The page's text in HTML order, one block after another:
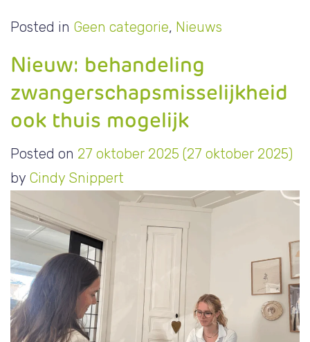
Posted in Geen categorie, Nieuws
Nieuw: behandeling
zwangerschapsmisselijkheid
ook thuis mogelijk
Posted on 27 oktober 2025 (27 oktober 2025)
by Cindy Snippert